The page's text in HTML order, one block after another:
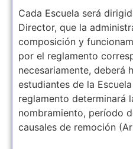
Cada Escuela será
Director, que la
composición y
por el reglamento
necesariamente, deberá
estudiantes de la
reglamento determinará
nombramiento, período
causales de remoción